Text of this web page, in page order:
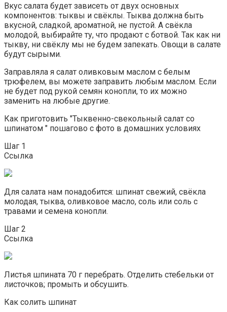
Вкус салата будет зависеть от двух основных
компонентов: тыквы и свёклы. Тыква должна быть
вкусной, сладкой, ароматной, не пустой. А свёкла
молодой, выбирайте ту, что продают с ботвой. Так как ни
тыкву, ни свёклу мы не будем запекать. Овощи в салате
будут сырыми.
Заправляла я салат оливковым маслом с белым
трюфелем, вы можете заправить любым маслом. Если
не будет под рукой семян конопли, то их можно
заменить на любые другие.
Как приготовить "Тыквенно-свекольный салат со
шпинатом " пошагово с фото в домашних условиях
Шаг 1
Ссылка
Для салата нам понадобится: шпинат свежий, свёкла
молодая, тыква, оливковое масло, соль или соль с
травами и семена конопли.
Шаг 2
Ссылка
Листья шпината 70 г перебрать. Отделить стебельки от
листочков; промыть и обсушить.
Как солить шпинат